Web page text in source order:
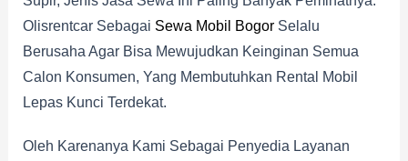
Olisrentcar Sebagai Sewa Mobil BogorSelalu
Berusaha Agar Bisa Mewujudkan Keinginan Semua
Calon Konsumen, Yang Membutuhkan Rental Mobil
Lepas Kunci Terdekat.
Oleh Karenanya Kami Sebagai Penyedia Layanan